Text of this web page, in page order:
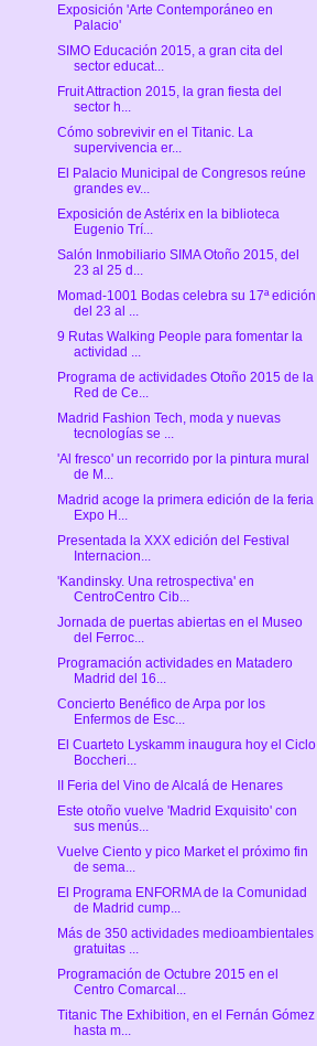
Exposición 'Arte Contemporáneo en
Palacio'
SIMO Educación 2015, a gran cita del
sector educat...
Fruit Attraction 2015, la gran fiesta del
sector h...
Cómo sobrevivir en el Titanic. La
supervivencia er...
El Palacio Municipal de Congresos reúne
grandes ev...
Exposición de Astérix en la biblioteca
Eugenio Trí...
Salón Inmobiliario SIMA Otoño 2015, del
23 al 25 d...
Momad-1001 Bodas celebra su 17ª edición
del 23 al ...
9 Rutas Walking People para fomentar la
actividad ...
Programa de actividades Otoño 2015 de la
Red de Ce...
Madrid Fashion Tech, moda y nuevas
tecnologías se ...
'Al fresco' un recorrido por la pintura mural
de M...
Madrid acoge la primera edición de la feria
Expo H...
Presentada la XXX edición del Festival
Internacion...
'Kandinsky. Una retrospectiva' en
CentroCentro Cib...
Jornada de puertas abiertas en el Museo
del Ferroc...
Programación actividades en Matadero
Madrid del 16...
Concierto Benéfico de Arpa por los
Enfermos de Esc...
El Cuarteto Lyskamm inaugura hoy el Ciclo
Boccheri...
II Feria del Vino de Alcalá de Henares
Este otoño vuelve 'Madrid Exquisito' con
sus menús...
Vuelve Ciento y pico Market el próximo fin
de sema...
El Programa ENFORMA de la Comunidad
de Madrid cump...
Más de 350 actividades medioambientales
gratuitas ...
Programación de Octubre 2015 en el
Centro Comarcal...
Titanic The Exhibition, en el Fernán Gómez
hasta m...